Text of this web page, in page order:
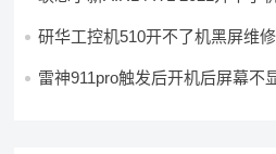
研华工控机510开不了机黑屏维修
雷神911pro触发后开机后屏幕不